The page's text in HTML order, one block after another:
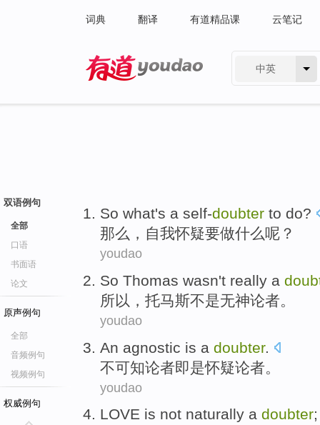
词典 翻译 有道精品课 云笔记
中英
双语例句
全部
口语
书面语
论文
原声例句
全部
音频例句
视频例句
权威例句
So what's a self-doubter to do?
那么 ， 自我怀疑要做什么呢？
youdao
So Thomas wasn't really a
所以 ， 托马斯不是无神论者。
youdao
An agnostic is a doubter.
不可知论者即是怀疑论者。
youdao
LOVE is not naturally a doubter